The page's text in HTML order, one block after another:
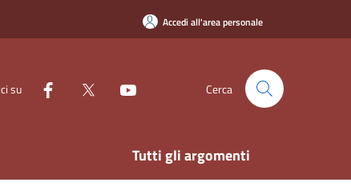
Accedi all'area personale
su Cerca
Tutti gli argomenti